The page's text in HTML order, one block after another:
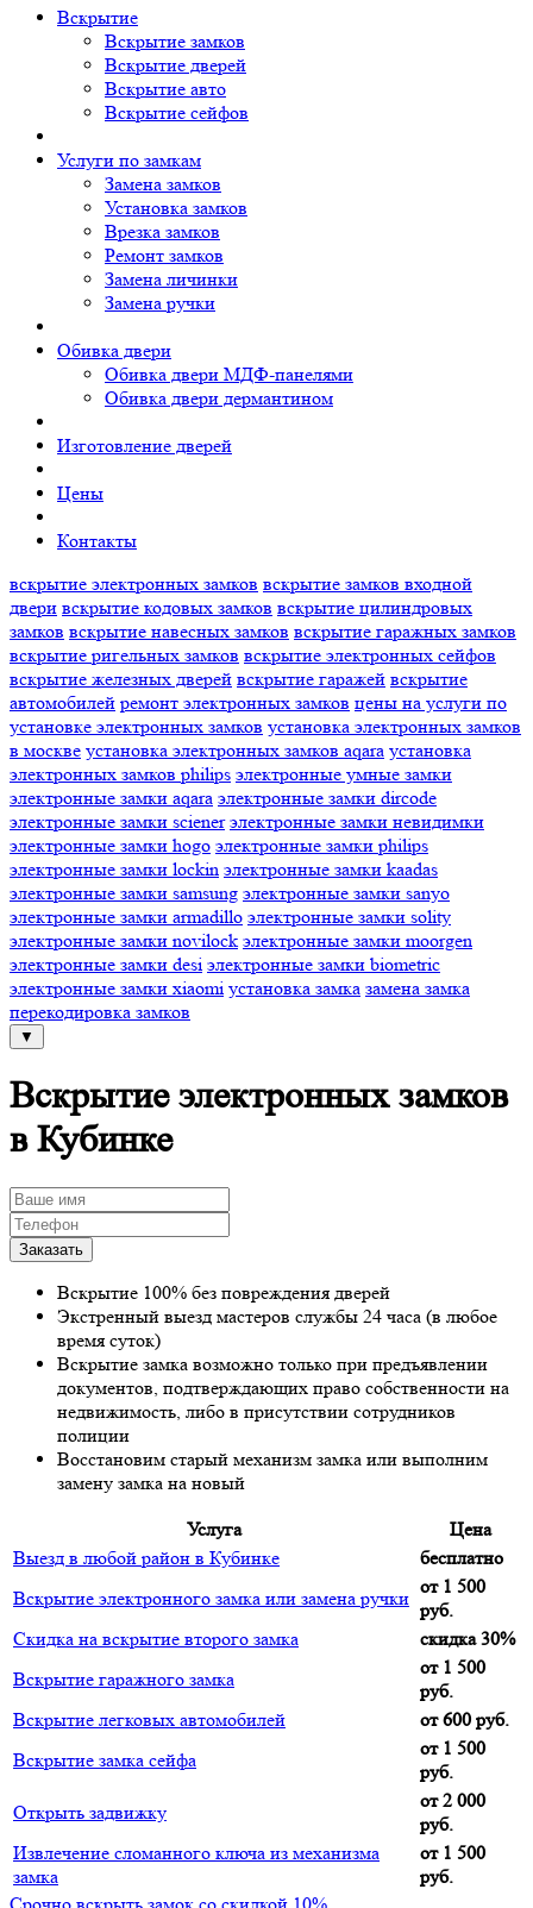
Вскрытие
Вскрытие замков
Вскрытие дверей
Вскрытие авто
Вскрытие сейфов
Услуги по замкам
Замена замков
Установка замков
Врезка замков
Ремонт замков
Замена личинки
Замена ручки
Обивка двери
Обивка двери МДФ-панелями
Обивка двери дермантином
Изготовление дверей
Цены
Контакты
вскрытие электронных замков вскрытие замков входной
двери вскрытие кодовых замков вскрытие цилиндровых
замков вскрытие навесных замков вскрытие гаражных замков
вскрытие ригельных замков вскрытие электронных сейфов
вскрытие железных дверей вскрытие гаражей вскрытие
автомобилей ремонт электронных замков цены на услуги по
установке электронных замков установка электронных замков
в москве установка электронных замков aqara установка
электронных замков philips электронные умные замки
электронные замки aqara электронные замки dircode
электронные замки sciener электронные замки невидимки
электронные замки hogo электронные замки philips
электронные замки lockin электронные замки kaadas
электронные замки samsung электронные замки sanyo
электронные замки armadillo электронные замки solity
электронные замки novilock электронные замки moorgen
электронные замки desi электронные замки biometric
электронные замки xiaomi установка замка замена замка
перекодировка замков
▼
Вскрытие электронных замков
в Кубинке
Вскрытие 100% без повреждения дверей
Экстренный выезд мастеров службы 24 часа (в любое
время суток)
Вскрытие замка возможно только при предъявлении
документов, подтверждающих право собственности на
недвижимость, либо в присутствии сотрудников
полиции
Восстановим старый механизм замка или выполним
замену замка на новый
Услуга
Цена
Выезд в любой район в Кубинке
бесплатно
Вскрытие электронного замка или замена ручки
от 1 500
руб.
Скидка на вскрытие второго замка
скидка 30%
Вскрытие гаражного замка
от 1 500
руб.
Вскрытие легковых автомобилей
от 600 руб.
Вскрытие замка сейфа
от 1 500
руб.
Открыть задвижку
от 2 000
руб.
Извлечение сломанного ключа из механизма
замка
от 1 500
руб.